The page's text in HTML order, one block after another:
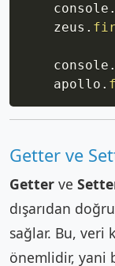
    console
.
    zeus
.
    console
.
    apollo
.
Getter ve
Getter ve
dışarıdan
sağlar. Bu, veri
önemlidir, yani